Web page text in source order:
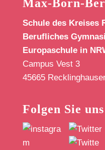
Max-Born-
Schule des Kreises
Berufliches
Europaschule in
Campus Vest 3
45665
Folgen Sie